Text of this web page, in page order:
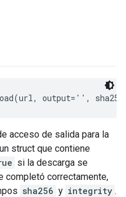
output='',
acceso de salida para la
struct que contiene
si la descarga se
completó correctamente,
sha256 y integrity .